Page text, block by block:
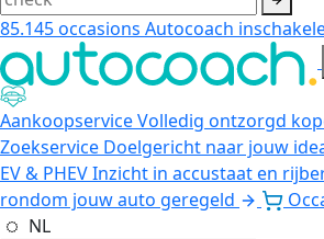
85.145occasions Autocoach
AankoopserviceVolledig ontzorgd
Zoekservice Doelgericht naar jouw
EV & PHEVInzicht in accustaat en
rondom jouw auto geregeld
NL